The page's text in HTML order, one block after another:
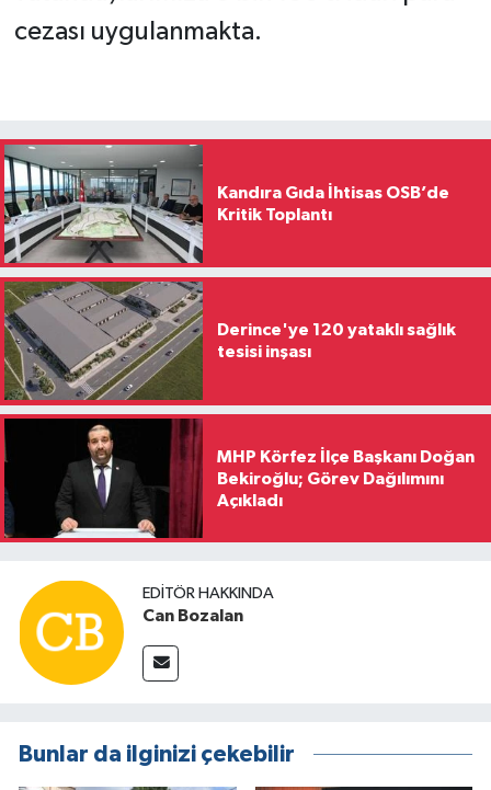
cezası uygulanmakta.
Kandıra Gıda İhtisas OSB’de
Kritik Toplantı
Derince'ye 120 yataklı sağlık
tesisi inşası
MHP Körfez İlçe Başkanı Doğan
Bekiroğlu; Görev Dağılımını
Açıkladı
EDITÖR HAKKINDA
Can Bozalan
Bunlar da ilginizi çekebilir